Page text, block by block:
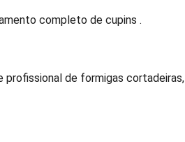
completo de cupins .
de formigas cortadeiras,